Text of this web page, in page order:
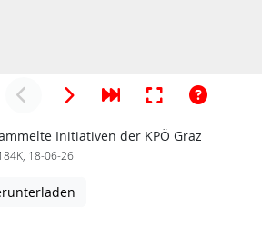
Initiativen der KPÖ Graz
18-06-26